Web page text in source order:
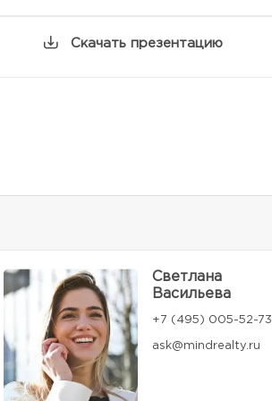
Скачать презентацию
Светлана
Васильева
+7 (495) 005-52-73
ask@mindrealty.ru